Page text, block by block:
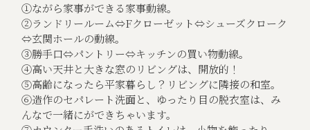
①ながら家事ができる家事動線。
②ランドリールーム⇔Fクローゼット⇔シューズクローク
⇔玄関ホールの動線。
③勝手口⇔パントリー⇔キッチンの買い物動線。
④高い天井と大きな窓のリビングは、開放的！
⑤高齢になったら平家暮らし？リビングに隣接の和室。
⑥造作のセパレート洗面と、ゆったり目の脱衣室は、み
んなで一緒にができちゃいます。